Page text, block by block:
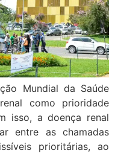
Mundial da Saúde
como prioridade
isso, a doença renal
entre as chamadas
prioritárias, ao